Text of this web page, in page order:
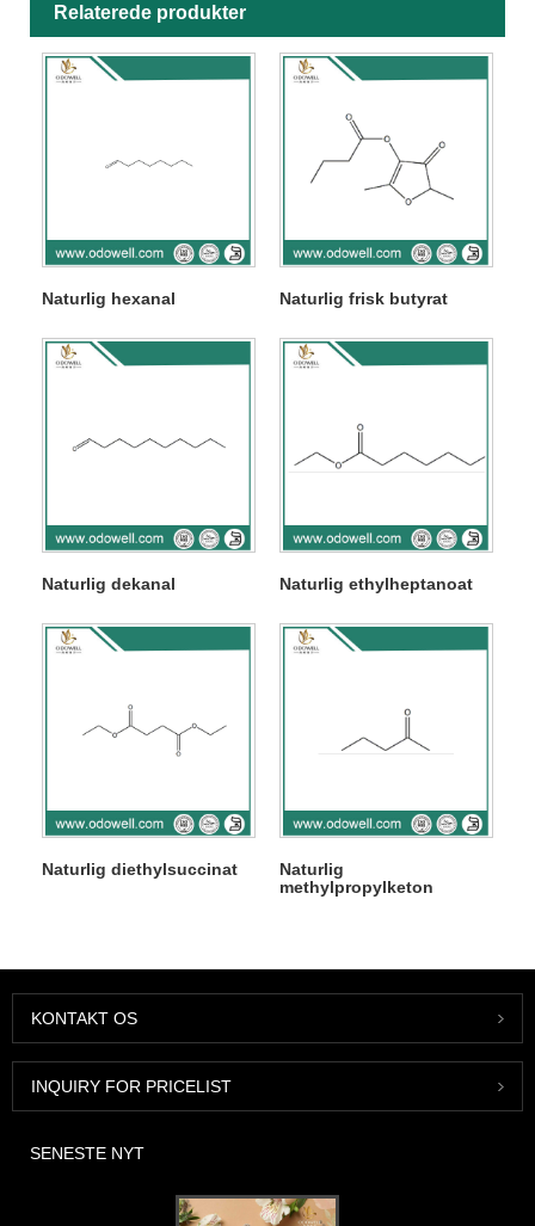
Relaterede produkter
Naturlig hexanal Naturlig frisk butyrat
Naturlig dekanal Naturlig ethylheptanoat
Naturlig diethylsuccinat
Naturlig
methylpropylketon
KONTAKT OS
INQUIRY FOR PRICELIST
SENESTE NYT